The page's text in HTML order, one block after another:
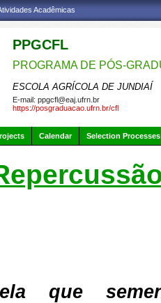
Acadêmicas
PPGCFL
PROGRAMA DE PÓS-
ESCOLA AGRÍCOLA DE JUNDIAÍ
E-mail: ppgcfl@eaj.ufrn.br
https://posgraduacao.ufrn.br/cfl
Calendar Selection Processes
que